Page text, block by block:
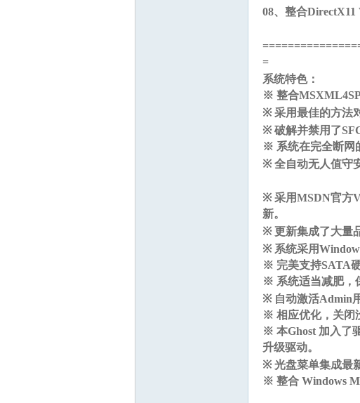
08、整合DirectX11
=
系统特色：
※ 整合
※ 采用最佳的方法
※ 破解并禁用了
※ 系统在完全断网
※ 全自动无人值守
※ 采用MSDN官方
新。
※ 更新集成了大量
※ 系统采用
※ 完美支持SATA
※ 系统适当减肥，
※ 自动激活Admin
※ 相应优化，关闭
※ 本Ghost 加入了
升级驱动。
※ 光盘菜单集成最
※ 整合 Windows